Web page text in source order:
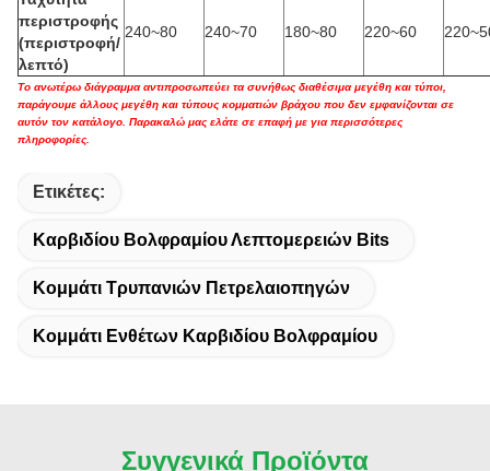
περιστροφής
(περιστροφή/
λεπτό)
240~80 240~70 180~80 220~60
Το ανωτέρω διάγραμμα αντιπροσωπεύει τα συνήθως διαθέσιμα μεγέθη και τύποι,
παράγουμε άλλους μεγέθη και τύπους κομματιών βράχου που δεν εμφανίζονται σε
αυτόν τον κατάλογο. Παρακαλώ μας ελάτε σε επαφή με για περισσότερες
πληροφορίες.
Ετικέτες:
Καρβιδίου Βολφραμίου Λεπτομερειών Bits
Κομμάτι Τρυπανιών Πετρελαιοπηγών
Κομμάτι Ενθέτων Καρβιδίου Βολφραμίου
Συγγενικά Προϊόντα